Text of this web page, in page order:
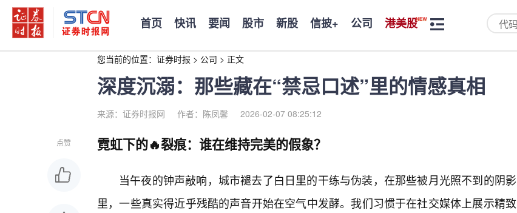
首页 快讯 要闻 股市 新股 信披+ 公司 港美股
您当前的位置： 证券时报 > 公司 > 正文
深度沉溺：那些藏在“禁忌口述”里的情感真相
来源：证券时报网 作者：陈凤馨 2026-02-07 08:25:12
点赞 霓虹下的🔥裂痕：谁在维持完美的假象？
当午夜的钟声敲响，城市褪去了白日里的干练与伪装，在那些被月光照不到的阴影
里，一些真实得近乎残酷的声音开始在空气中发酵。我们习惯于在社交媒体上展示精致